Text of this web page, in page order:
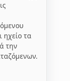
ηχείο τα
την